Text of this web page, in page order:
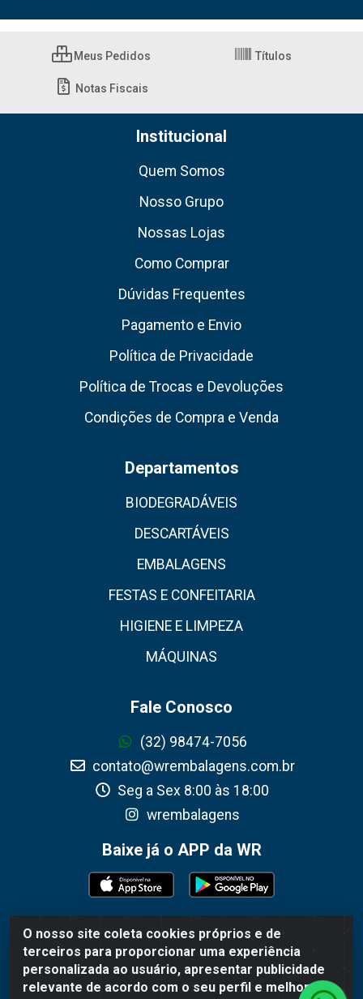
O nosso site coleta cookies próprios e de
terceiros para proporcionar uma experiência
personalizada ao usuário, apresentar publicidade
relevante de acordo com o seu perfil e melhorar a
Meus Pedidos Títulos
Notas Fiscais
Institucional
Quem Somos
Nosso Grupo
Nossas Lojas
Como Comprar
Dúvidas Frequentes
Pagamento e Envio
Política de Privacidade
Política de Trocas e Devoluções
Condições de Compra e Venda
Departamentos
BIODEGRADÁVEIS
DESCARTÁVEIS
EMBALAGENS
FESTAS E CONFEITARIA
HIGIENE E LIMPEZA
MÁQUINAS
Fale Conosco
(32) 98474-7056
contato@wrembalagens.com.br
Seg a Sex 8:00 às 18:00
wrembalagens
Baixe já o APP da WR
WR Embalagens - R. Cel. Teodoro Gomes de Araújo, 1360 -
Grogotó - Barbacena / MG - CEP 36202-628 - CNPJ
02.692.206/0001-55